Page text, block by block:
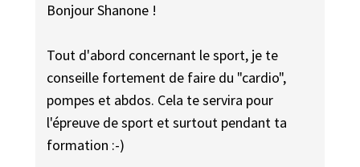
Bonjour Shanone !
Tout d'abord concernant le sport, je te
conseille fortement de faire du "cardio",
pompes et abdos. Cela te servira pour
l'épreuve de sport et surtout pendant ta
formation :-)